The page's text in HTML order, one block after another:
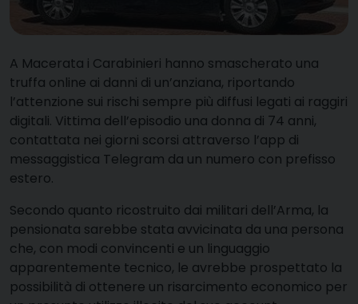
A Macerata i Carabinieri hanno smascherato una
truffa online ai danni di un’anziana, riportando
l’attenzione sui rischi sempre più diffusi legati ai raggiri
digitali. Vittima dell’episodio una donna di 74 anni,
contattata nei giorni scorsi attraverso l’app di
messaggistica Telegram da un numero con prefisso
estero.
Secondo quanto ricostruito dai militari dell’Arma, la
pensionata sarebbe stata avvicinata da una persona
che, con modi convincenti e un linguaggio
apparentemente tecnico, le avrebbe prospettato la
possibilità di ottenere un risarcimento economico per